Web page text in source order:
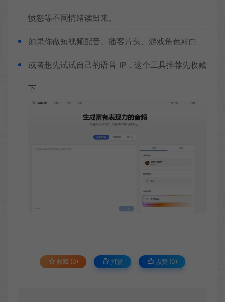
愤怒等不同情绪读出来。
如果你做短视频配音、播客片头、游戏角色对白
或者想先试试自己的语音 IP，这个工具推荐先收藏
下
收藏 (0) 打赏 点赞 (0)